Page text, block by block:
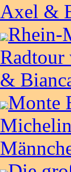
Axel &
Rhein-
&
Monte